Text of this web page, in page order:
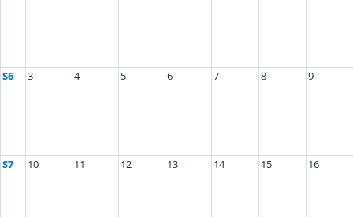
S6 3 4 5 6 7 8 9
S7 10 11 12 13 14 15 16